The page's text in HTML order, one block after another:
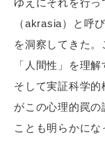
ゆえにそれを行
（akrasia）と呼
を洞察してきた
「人間性」を理
そして実証科学
がこの心理的罠
ことも明らかに